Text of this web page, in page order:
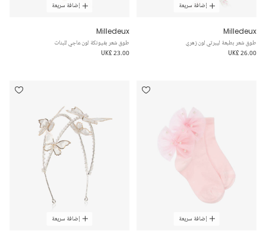
إضافة سريعة
Milledeux
طوق شعر بطبعة ليبرتي لون زهري
UK£ 26.00
إضافة سريعة
Milledeux
طوق شعر بفيونكة لون عاجي للبنات
UK£ 23.00
إضافة سريعة إضافة سريعة